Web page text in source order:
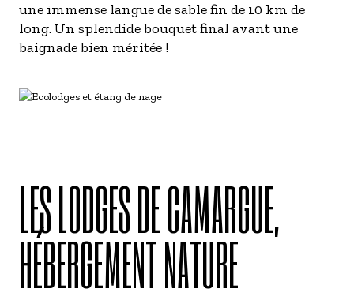
une immense langue de sable fin de 10 km de
long. Un splendide bouquet final avant une
baignade bien méritée !
LES LODGES DE CAMARGUE,
HÉBERGEMENT NATURE